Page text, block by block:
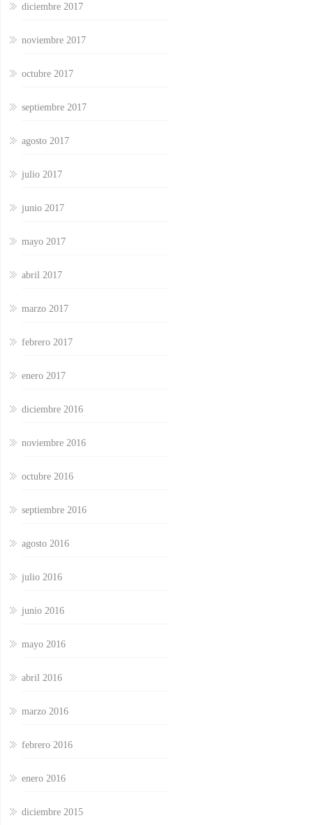
diciembre 2017
noviembre 2017
octubre 2017
septiembre 2017
agosto 2017
julio 2017
junio 2017
mayo 2017
abril 2017
marzo 2017
febrero 2017
enero 2017
diciembre 2016
noviembre 2016
octubre 2016
septiembre 2016
agosto 2016
julio 2016
junio 2016
mayo 2016
abril 2016
marzo 2016
febrero 2016
enero 2016
diciembre 2015